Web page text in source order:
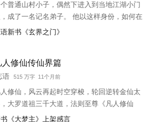
普通山村小子，偶然下进入到当地江湖小门
成了一名记名弟子。 他以这样身份，如何在
中立足,如何以平庸的资质进入到修仙者的行
新书《玄界之门》
人修仙传仙界篇
语 515 万字 11个月前
人修仙，风云再起时空穿梭，轮回逆转金仙太
大罗道祖三千大道，法则至尊《凡人修仙
仙界篇，一个韩立叱咤仙界的故事，一个凡
《大梦主》上架感言